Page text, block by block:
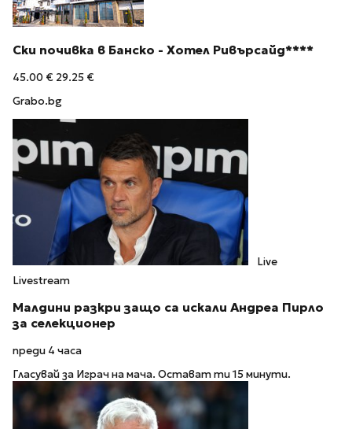
Ски почивка в Банско - Хотел Ривърсайд****
45.00 € 29.25 €
Grabo.bg
Live
Livestream
Малдини разкри защо са искали Андреа Пирло
за селекционер
преди 4 часа
Гласувай за Играч на мача. Остават ти 15 минути.